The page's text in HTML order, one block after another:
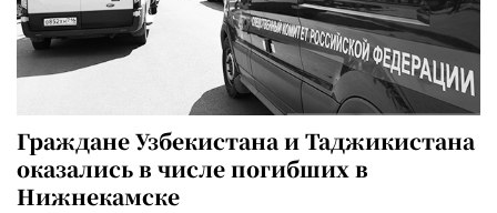
Граждане Узбекистана и Таджикистана
оказались в числе погибших в
Нижнекамске